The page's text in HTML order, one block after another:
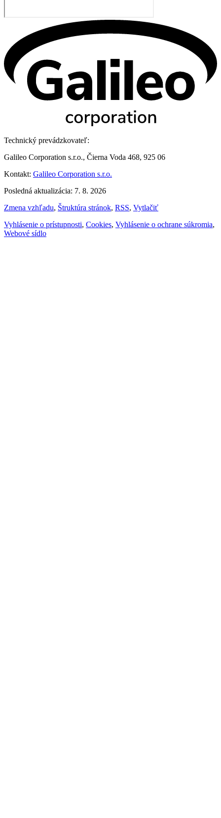
Technický prevádzkovateľ:
Galileo Corporation s.r.o., Čierna Voda 468, 925 06
Kontakt: Galileo Corporation s.r.o.
Posledná aktualizácia: 7. 8. 2026
Zmena vzhľadu, Štruktúra stránok, RSS, Vytlačiť
Vyhlásenie o prístupnosti, Cookies, Vyhlásenie o ochrane súkromia,
Webové sídlo